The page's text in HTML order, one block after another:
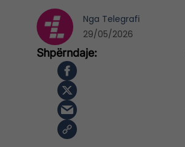
Nga Telegrafi
29/05/2026